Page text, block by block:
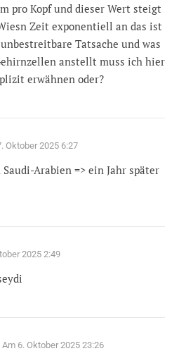
pro Kopf und dieser Wert steigt
Zeit exponentiell an das ist
Tatsache und was
anstellt muss ich hier
erwähnen oder?
Oktober 2025 6:27
Arabien => ein Jahr später
2025 2:49
Am 6. Oktober 2025 23:26